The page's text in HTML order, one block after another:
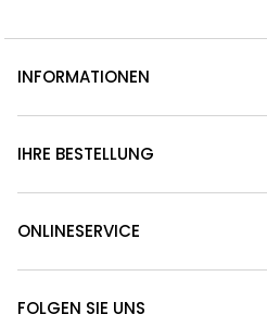
INFORMATIONEN
IHRE BESTELLUNG
ONLINESERVICE
FOLGEN SIE UNS